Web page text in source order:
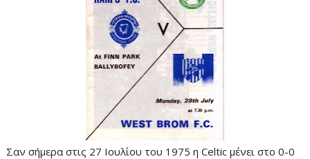
Σαν σήμερα στις 27 Ιουλίου του 1975 η Celtic μένει στο 0-0